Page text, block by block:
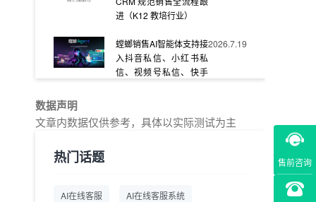
售前咨询
进（K12 教培行业）
螳螂销售AI智能体支持接
入抖音私信、小红书私
信、视频号私信、快手
2026.7.19
螳螂系统专为K12/职业
交：螳螂科技销售AI智能
数据声明
文章内数据仅供参考，具体以实际测试为主
热门话题
AI在线客服 AI在线客服系统